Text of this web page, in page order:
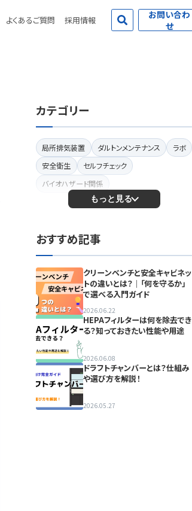
よくあるご質問 採用情報
お問い合わ
せ
カテゴリー
局所排気装置 ダルトンメンテナンス
ラボ
安全衛生
セルフチェック
バイオハザード関係
もっと見る
おすすめ記事
クリーンベンチと安全キャビネッ
トの違いとは？｜「何を守るか」
で選べる入門ガイド
2026.06.22
HEPAフィルターは何を除去でき
る？知っておきたい性能や用途
2026.06.08
ドラフトチャンバーとは？仕組み
や選び方を解説！
2026.05.27